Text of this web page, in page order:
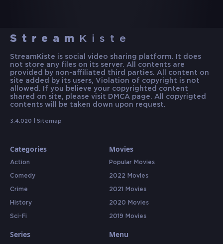
Stream Kiste
StreamKiste is social video sharing platform. It does
not store any files on its server. All contents are
provided by non-affiliated third parties. All content on
site added by its users, Violation of copyright is not
allowed. If you believe your copyrighted content
shared on site, please visit DMCA page. All copyrigted
contents will be taken down upon request.
3.4.020 | Sitemap
Categories
Action
Comedy
Crime
History
Sci-Fi
Movies
Popular Movies
2022 Movies
2021 Movies
2020 Movies
2019 Movies
Series Menu